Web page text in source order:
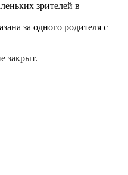
зрителей в
за одного родителя с
закрыт.